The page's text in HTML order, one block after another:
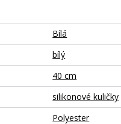
Bílá
bílý
40 cm
silikonové kuličky
Polyester